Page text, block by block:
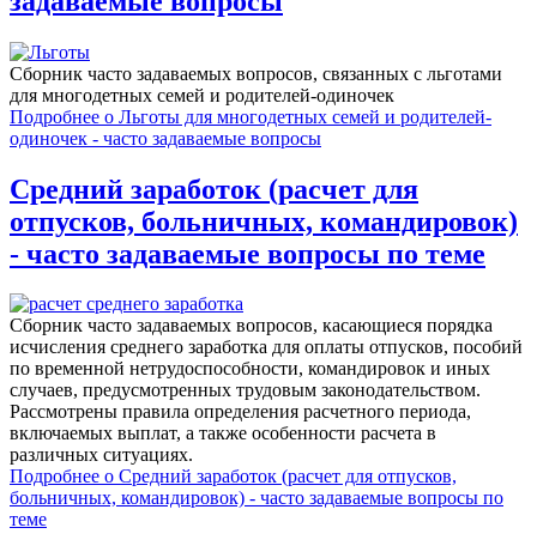
Сборник часто задаваемых вопросов, связанных с льготами
для многодетных семей и родителей-одиночек
Подробнее о Льготы для многодетных семей и родителей-
одиночек - часто задаваемые вопросы
Средний заработок (расчет для
отпусков, больничных, командировок)
- часто задаваемые вопросы по теме
Сборник часто задаваемых вопросов, касающиеся порядка
исчисления среднего заработка для оплаты отпусков, пособий
по временной нетрудоспособности, командировок и иных
случаев, предусмотренных трудовым законодательством.
Рассмотрены правила определения расчетного периода,
включаемых выплат, а также особенности расчета в
различных ситуациях.
Подробнее о Средний заработок (расчет для отпусков,
больничных, командировок) - часто задаваемые вопросы по
теме